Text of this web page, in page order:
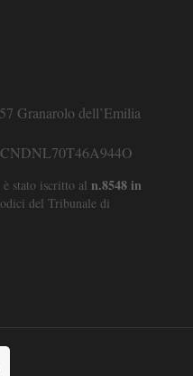
Granarolo dell’Emilia
è stato iscritto al n.8548 in
del Tribunale di